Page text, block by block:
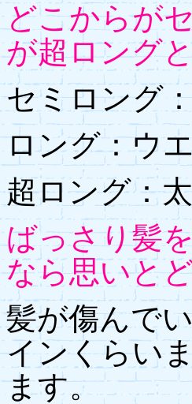
どこからが
が超ロング
セミロング
ロング：ウ
超ロング：
ばっさり髪
なら思いと
髪が傷んで
インくらい
ます。